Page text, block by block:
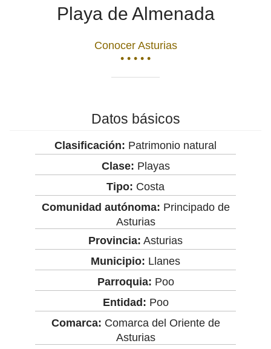
Playa de Almenada
Conocer Asturias
• • • • •
Datos básicos
Clasificación: Patrimonio natural
Clase: Playas
Tipo: Costa
Comunidad autónoma: Principado de
Asturias
Provincia: Asturias
Municipio: Llanes
Parroquia: Poo
Entidad: Poo
Comarca: Comarca del Oriente de
Asturias